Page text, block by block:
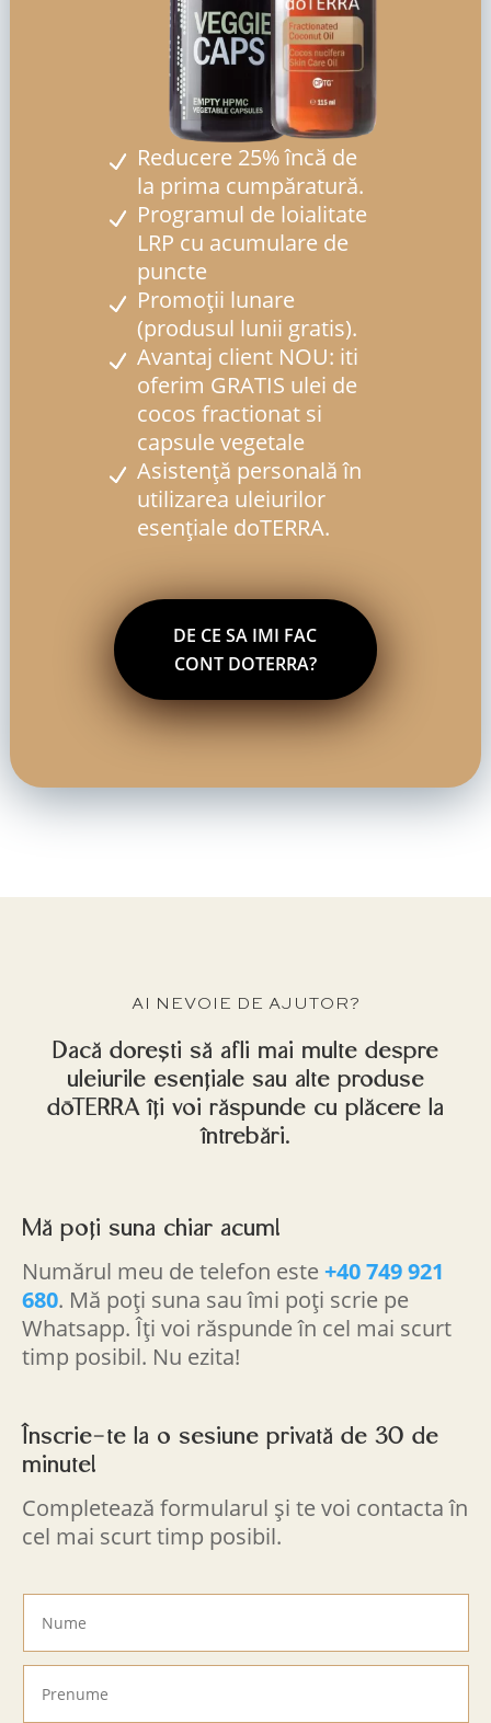
Reducere 25% încă de
la prima cumpăratură.
Programul de loialitate
LRP cu acumulare de
puncte
Promoții lunare
(produsul lunii gratis).
Avantaj client NOU: iti
oferim GRATIS ulei de
cocos fractionat si
capsule vegetale
Asistență personală în
utilizarea uleiurilor
esențiale doTERRA.
DE CE SA IMI FAC
CONT DOTERRA?
AI NEVOIE DE AJUTOR?
Dacă dorești să afli mai multe despre
uleiurile esențiale sau alte produse
dōTERRA îți voi răspunde cu plăcere la
întrebări.
Mă poți suna chiar acum!
Numărul meu de telefon este+40 749 921
680. Mă poți suna sau îmi poți scrie pe
Whatsapp. Îți voi răspunde în cel mai scurt
timp posibil. Nu ezita!
Înscrie-te la o sesiune privată de 30 de
minute!
Completează formularul și te voi contacta în
cel mai scurt timp posibil.